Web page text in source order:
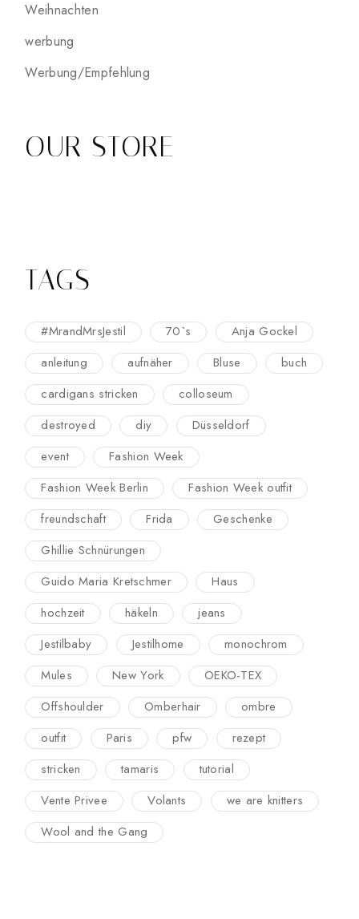
Weihnachten
werbung
Werbung/Empfehlung
OUR STORE
TAGS
#MrandMrsJestil 70`s
Anja Gockel
anleitung
aufnäher Bluse
buch
cardigans stricken
colloseum
destroyed
diy
Düsseldorf
event
Fashion Week
Fashion Week Berlin
Fashion Week outfit
freundschaft
Frida
Geschenke
Ghillie Schnürungen
Guido Maria Kretschmer
Haus
hochzeit
häkeln
jeans
Jestilbaby
Jestilhome
monochrom
Mules
New York
OEKO-TEX
Offshoulder
Omberhair
ombre
outfit
Paris pfw
rezept
stricken
tamaris
tutorial
Vente Privee
Volants
we are knitters
Wool and the Gang